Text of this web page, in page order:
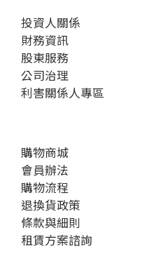
投資人關係
財務資訊
股東服務
公司治理
利害關係人專區
購物商城
會員辦法
購物流程
退換貨政策
條款與細則
租賃方案諮詢